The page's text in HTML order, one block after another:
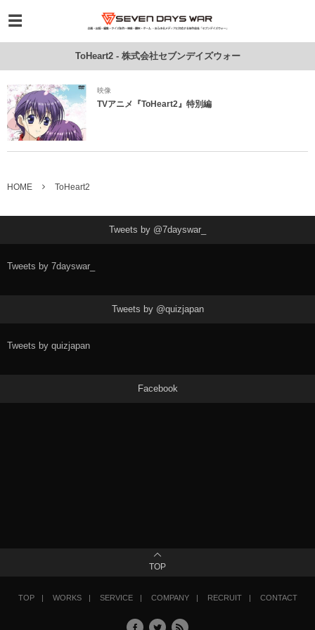
ToHeart2 - 株式会社セブンデイズウォー
映像
TVアニメ『ToHeart2』特別編
HOME ToHeart2
Tweets by @7dayswar_
Tweets by 7dayswar_
Tweets by @quizjapan
Tweets by quizjapan
Facebook
TOP
TOP WORKS SERVICE COMPANY RECRUIT CONTACT